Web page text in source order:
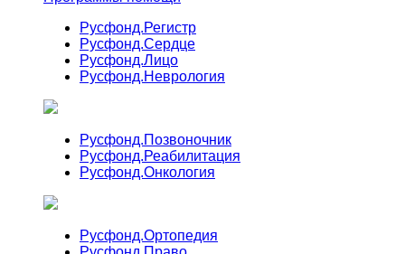
Русфонд.Регистр
Русфонд.Сердце
Русфонд.Лицо
Русфонд.Неврология
Русфонд.Позвоночник
Русфонд.Реабилитация
Русфонд.Онкология
Русфонд.Ортопедия